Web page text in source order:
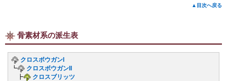
▲目次へ戻る
骨素材系の派生表
クロスボウガンI
┗
クロスボウガンII
┣
クロスブリッツ